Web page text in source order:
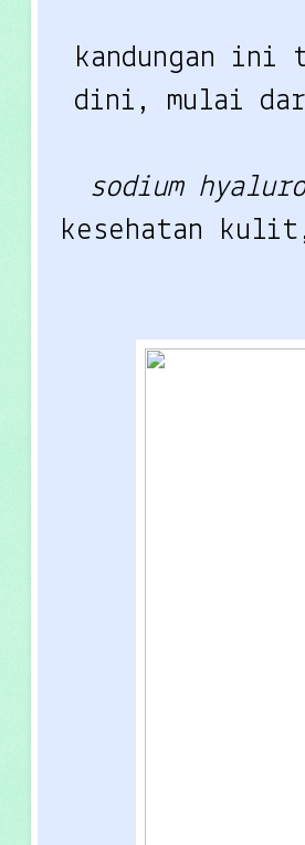
kandungan ini
dini, mulai
sodium
kesehatan